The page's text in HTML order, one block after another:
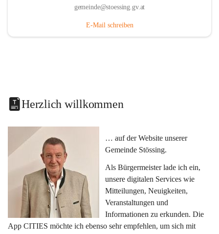
gemeinde@stoessing.gv.at
E-Mail schreiben
Herzlich willkommen
… auf der Website unserer
Gemeinde Stössing.
Als Bürgermeister lade ich ein,
unsere digitalen Services wie
Mitteilungen, Neuigkeiten,
Veranstaltungen und
Informationen zu erkunden. Die
App CITIES möchte ich ebenso sehr empfehlen, um sich mit